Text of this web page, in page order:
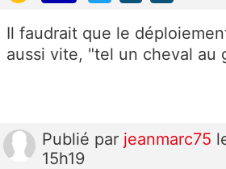
Il faudrait que le
aussi vite, "tel un cheval au
Publié par jeanmarc75
15h19